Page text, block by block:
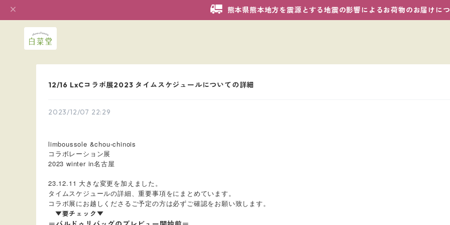
熊本県熊本地方を震源とする地震の影響によるお荷物のお届けに
12/16 LxCコラボ展2023 タイムスケジュールについての詳細
2023/12/07 22:29
limboussole &chou-chinois
コラボレーション展
2023 winter in名古屋
23.12.11 大きな変更を加えました。
タイムスケジュールの詳細、重要事項をにまとめています。
コラボ展にお越しくださるご予定の方は必ずご確認をお願い致します。
▼要チェック▼